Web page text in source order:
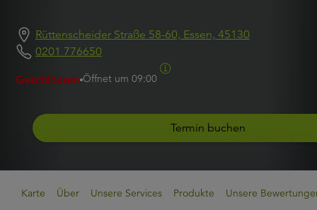
Rüttenscheider Straße 58-60, Essen, 45130
0201 776650
Geschlossen Öffnet um 09:00
Termin buchen
Karte Über Unsere Services Produkte Unsere